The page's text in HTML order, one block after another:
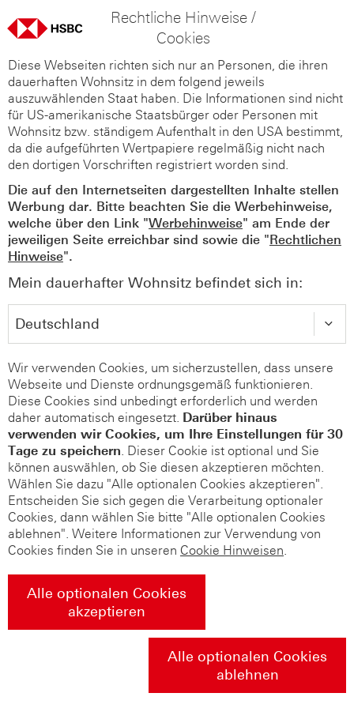
Rechtliche Hinweise /
Cookies
Diese Webseiten richten sich nur an Personen, die ihren
dauerhaften Wohnsitz in dem folgend jeweils
auszuwählenden Staat haben. Die Informationen sind nicht
für US-amerikanische Staatsbürger oder Personen mit
Wohnsitz bzw. ständigem Aufenthalt in den USA bestimmt,
da die aufgeführten Wertpapiere regelmäßig nicht nach
den dortigen Vorschriften registriert worden sind.
Die auf den Internetseiten dargestellten Inhalte stellen
Werbung dar. Bitte beachten Sie die Werbehinweise,
welche über den Link "Werbehinweise" am Ende der
jeweiligen Seite erreichbar sind sowie die "Rechtlichen
Hinweise".
Mein dauerhafter Wohnsitz befindet sich in:
Wir verwenden Cookies, um sicherzustellen, dass unsere
Webseite und Dienste ordnungsgemäß funktionieren.
Diese Cookies sind unbedingt erforderlich und werden
daher automatisch eingesetzt. Darüber hinaus
verwenden wir Cookies, um Ihre Einstellungen für 30
Tage zu speichern. Dieser Cookie ist optional und Sie
können auswählen, ob Sie diesen akzeptieren möchten.
Wählen Sie dazu "Alle optionalen Cookies akzeptieren".
Entscheiden Sie sich gegen die Verarbeitung optionaler
Cookies, dann wählen Sie bitte "Alle optionalen Cookies
ablehnen". Weitere Informationen zur Verwendung von
Cookies finden Sie in unseren Cookie Hinweisen.
Alle optionalen Cookies
akzeptieren
Alle optionalen Cookies
ablehnen